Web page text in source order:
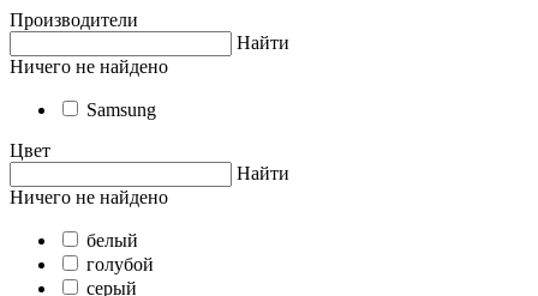
Производители
Найти
Ничего не найдено
Samsung
Цвет
Найти
Ничего не найдено
белый
голубой
серый